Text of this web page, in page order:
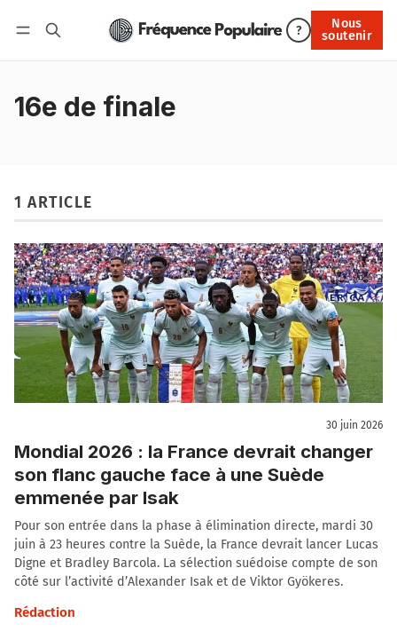
?
Nous
soutenir
Nous soutenir
16e de finale
1 ARTICLE
30 juin 2026
Mondial 2026 : la France devrait changer
son flanc gauche face à une Suède
emmenée par Isak
Pour son entrée dans la phase à élimination directe, mardi 30
juin à 23 heures contre la Suède, la France devrait lancer Lucas
Digne et Bradley Barcola. La sélection suédoise compte de son
côté sur l’activité d’Alexander Isak et de Viktor Gyökeres.
Rédaction